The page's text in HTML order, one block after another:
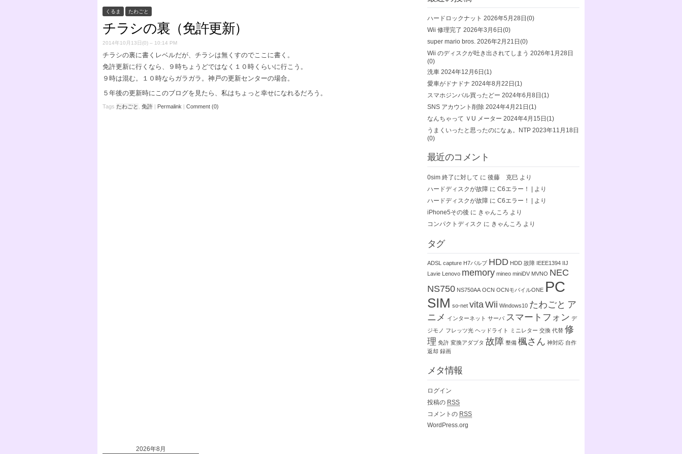
くるま たわごと
チラシの裏（免許更新）
2014年10月13日(0) – 10:14 PM
チラシの裏に書くレベルだが、チラシは無くすのでここに書く。
免許更新に行くなら、９時ちょうどではなく１０時くらいに行こう。
９時は混む。１０時ならガラガラ。神戸の更新センターの場合。
５年後の更新時にこのブログを見たら、私はちょっと幸せになれるだろう。
Tags たわごと 免許 | Permalink | Comment (0)
ハードロックナット 2026年5月28日(0)
Wii 修理完了 2026年3月6日(0)
super mario bros. 2026年2月21日(0)
Wii のディスクが吐き出されてしまう 2026年1月28日
(0)
洗車 2024年12月6日(1)
愛車がドナドナ 2024年8月22日(1)
スマホジンバル買ったどー 2024年6月8日(1)
SNS アカウント削除 2024年4月21日(1)
なんちゃって ＶU メーター 2024年4月15日(1)
うまくいったと思ったのになぁ。NTP 2023年11月18日
(0)
最近のコメント
0sim 終了に対して に 後藤 克巳 より
ハードディスクが故障 に C6エラー！ | より
ハードディスクが故障 に C6エラー！ | より
iPhone5その後 に きゃんころ より
コンパクトディスク に きゃんころ より
タグ
ADSL capture H7バルブ HDD HDD 故障 IEEE1394 IIJ
Lavie Lenovo memory mineo miniDV MVNO NEC
NS750 NS750AA OCN OCNモバイルONE PC
SIM so-net vita Wii Windows10 たわごと ア
ニメ インターネット サーバ スマートフォン デ
ジモノ フレッツ光 ヘッドライト ミニレター 交換 代替 修
理 免許 変換アダプタ 故障 整備 楓さん 神対応 自作
返却 録画
メタ情報
ログイン
投稿の RSS
コメントの RSS
WordPress.org
2026年8月